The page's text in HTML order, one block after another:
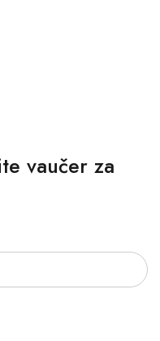
vaučer za